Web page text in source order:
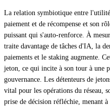
La relation symbiotique entre
paiement et de récompense et son
puissant qui s'auto-renforce. À
traite davantage de tâches d'IA, la
paiements et le staking augmente.
jeton, ce qui incite à son tour à une
gouvernance. Les détenteurs de
vital pour les opérations du réseau,
prise de décision réfléchie, menant